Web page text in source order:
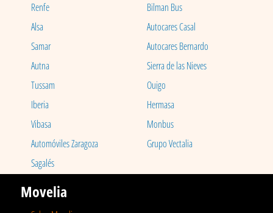
Renfe
Bilman Bus
Alsa
Autocares Casal
Samar
Autocares Bernardo
Autna
Sierra de las Nieves
Tussam
Ouigo
Iberia
Hermasa
Vibasa
Monbus
Automóviles Zaragoza
Grupo Vectalia
Sagalés
Movelia